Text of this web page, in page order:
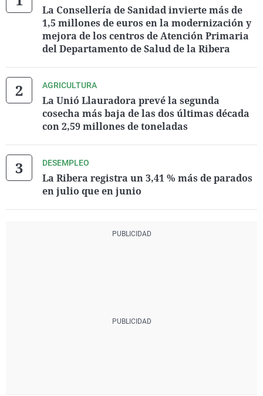
La Consellería de Sanidad invierte más de
1,5 millones de euros en la modernización y
mejora de los centros de Atención Primaria
del Departamento de Salud de la Ribera
AGRICULTURA
La Unió Llauradora prevé la segunda
cosecha más baja de las dos últimas década
con 2,59 millones de toneladas
DESEMPLEO
La Ribera registra un 3,41 % más de parados
en julio que en junio